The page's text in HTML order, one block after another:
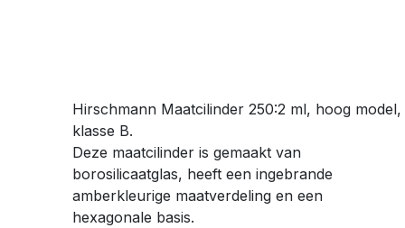
Hirschmann Maatcilinder 250:2 ml, hoog model,
klasse B.
Deze maatcilinder is gemaakt van
borosilicaatglas, heeft een ingebrande
amberkleurige maatverdeling en een
hexagonale basis.